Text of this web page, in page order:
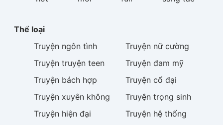
Thể loại
Truyện ngôn tình Truyện nữ cường
Truyện truyện teen Truyện đam mỹ
Truyện bách hợp Truyện cổ đại
Truyện xuyên không Truyện trọng sinh
Truyện hiện đại Truyện hệ thống